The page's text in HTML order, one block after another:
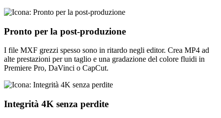
Pronto per la post-produzione
I file MXF grezzi spesso sono in ritardo negli editor. Crea MP4 ad
alte prestazioni per un taglio e una gradazione del colore fluidi in
Premiere Pro, DaVinci o CapCut.
Integrità 4K senza perdite